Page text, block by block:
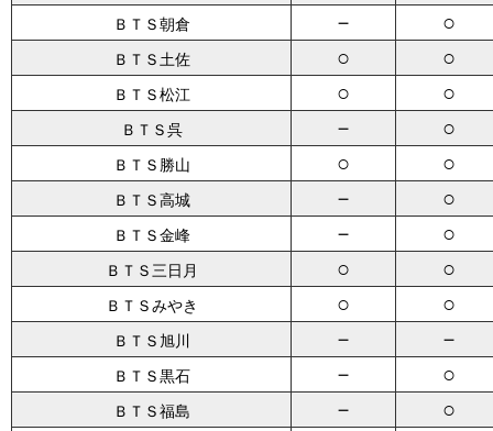
ＢＴＳ朝倉 － ○
ＢＴＳ土佐 ○ ○
ＢＴＳ松江 ○ ○
ＢＴＳ呉 － ○
ＢＴＳ勝山 ○ ○
ＢＴＳ高城 － ○
ＢＴＳ金峰 － ○
ＢＴＳ三日月 ○ ○
ＢＴＳみやき ○ ○
ＢＴＳ旭川 － －
ＢＴＳ黒石 － ○
ＢＴＳ福島 － ○